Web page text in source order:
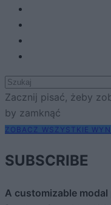
Zacznij pisać, żeby
by zamknąć
ZOBACZ WSZYSTKIE
SUBSCRIBE
A customizable